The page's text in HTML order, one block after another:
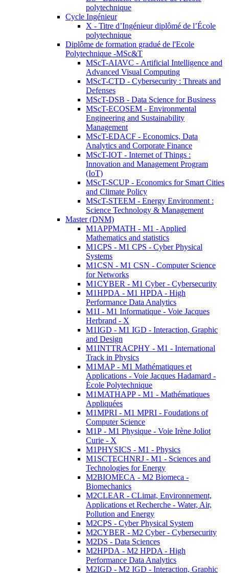
polytechnique
Cycle Ingénieur
X - Titre d’Ingénieur diplômé de l’École
polytechnique
Diplôme de formation gradué de l'Ecole
Polytechnique -MSc&T
MScT-AIAVC - Artificial Intelligence and
Advanced Visual Computing
MScT-CTD - Cybersecurity : Threats and
Defenses
MScT-DSB - Data Science for Business
MScT-ECOSEM - Environmental
Engineering and Sustainability
Management
MScT-EDACF - Economics, Data
Analytics and Corporate Finance
MScT-IOT - Internet of Things :
Innovation and Management Program
(IoT)
MScT-SCUP - Economics for Smart Cities
and Climate Policy
MScT-STEEM - Energy Environment :
Science Technology & Management
Master (DNM)
M1APPMATH - M1 - Applied
Mathematics and statistics
M1CPS - M1 CPS - Cyber Physical
Systems
M1CSN - M1 CSN - Computer Science
for Networks
M1CYBER - M1 Cyber - Cybersecurity
M1HPDA - M1 HPDA - High
Performance Data Analytics
M1I - M1 Informatique - Voie Jacques
Herbrand - X
M1IGD - M1 IGD - Interaction, Graphic
and Design
M1INTTRACPHY - M1 - International
Track in Physics
M1MAP - M1 Mathématiques et
Applications - Voie Jacques Hadamard -
École Polytechnique
M1MATHAPP - M1 - Mathématiques
Appliquées
M1MPRI - M1 MPRI - Foudations of
Computer Science
M1P - M1 Physique - Voie Irène Joliot
Curie - X
M1PHYSICS - M1 - Physics
M1SCTECHNRJ - M1 - Sciences and
Technologies for Energy
M2BIOMECA - M2 Biomeca -
Biomechanics
M2CLEAR - CLimat, Environnement,
Applications et Recherche - Water, Air,
Pollution and Energy
M2CPS - Cyber Physical System
M2CYBER - M2 Cyber - Cybersecurity
M2DS - Data Sciences
M2HPDA - M2 HPDA - High
Performance Data Analytics
M2IGD - M2 IGD - Interaction, Graphic